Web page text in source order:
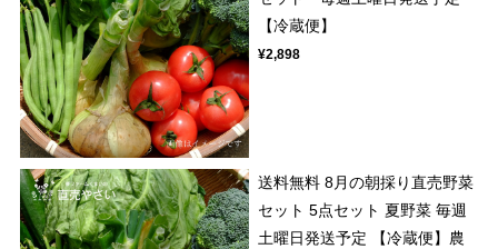
【冷蔵便】
¥2,898
送料無料 8月の朝採り直売野菜
セット 5点セット 夏野菜 毎週
土曜日発送予定 【冷蔵便】農